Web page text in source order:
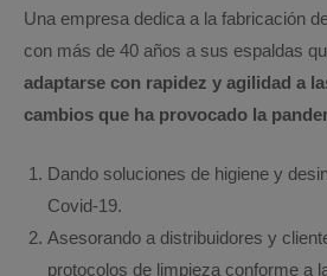
Una empresa dedica a la fabricación
con más de 40 años a sus espaldas
adaptarse con rapidez y agilidad a
cambios que ha provocado la
Dando soluciones de higiene y
Covid-19.
Asesorando a distribuidores y
protocolos de limpieza conforme a